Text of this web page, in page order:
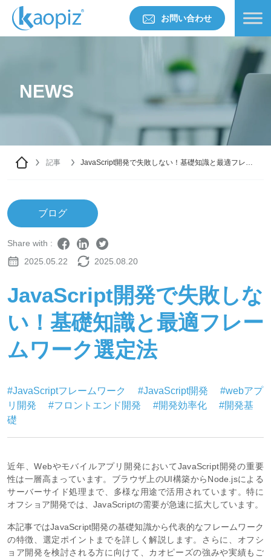
お問い合わせ
NEWS
記事
JavaScript開発で失敗しない！基礎知識と最適フレー
ブログ
Share with :
2025.05.22
2025.08.20
JavaScript開発で失敗しな
い！基礎知識と最適フレー
ムワーク選定法
#JavaScriptフレームワーク #JavaScript開発
#webアプ
リ開発
#フロントエンド開発 #開発効率化
#開発基
礎
近年、Webやモバイルアプリ開発においてJavaScript開発の重要
性は一層高まっています。ブラウザ上のUI構築からNode.jsによる
サーバーサイド処理まで、多様な用途で活用されています。特に
オフショア開発では、JavaScriptの需要が急速に拡大しています。
本記事ではJavaScript開発の基礎知識から代表的なフレームワーク
の特徴、選定ポイントまでを詳しく解説します。さらに、オフシ
ョア開発を検討される方に向けて、カオピーズの強みや実績もご